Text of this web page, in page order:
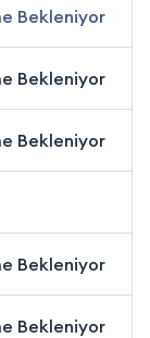
Bekleniyor
Bekleniyor
Bekleniyor
Bekleniyor
Bekleniyor